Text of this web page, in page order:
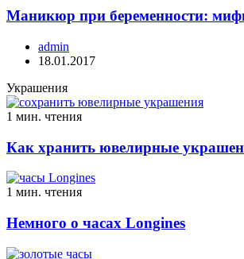
Маникюр при беременности:
admin
18.01.2017
Украшения
1 мин. чтения
Как хранить ювелирные
1 мин. чтения
Немного о часах Longines